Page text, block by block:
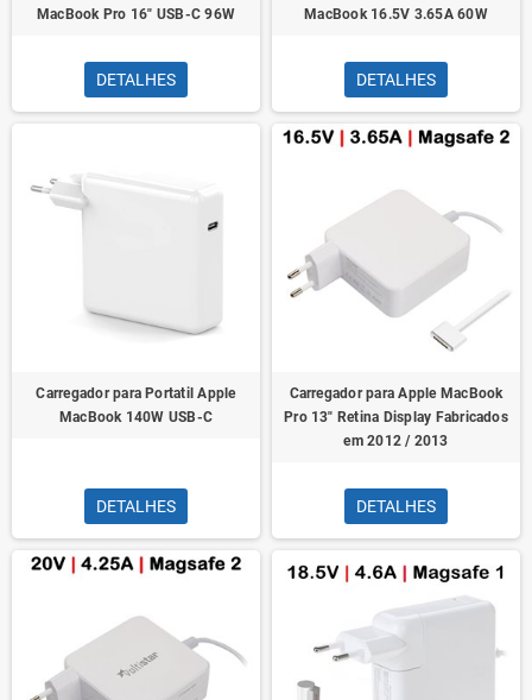
MacBook Pro 16" USB-C 96W
DETALHES
MacBook 16.5V 3.65A 60W
DETALHES
Carregador para Portatil Apple
MacBook 140W USB-C
DETALHES
Carregador para Apple MacBook
Pro 13" Retina Display Fabricados
em 2012 / 2013
DETALHES